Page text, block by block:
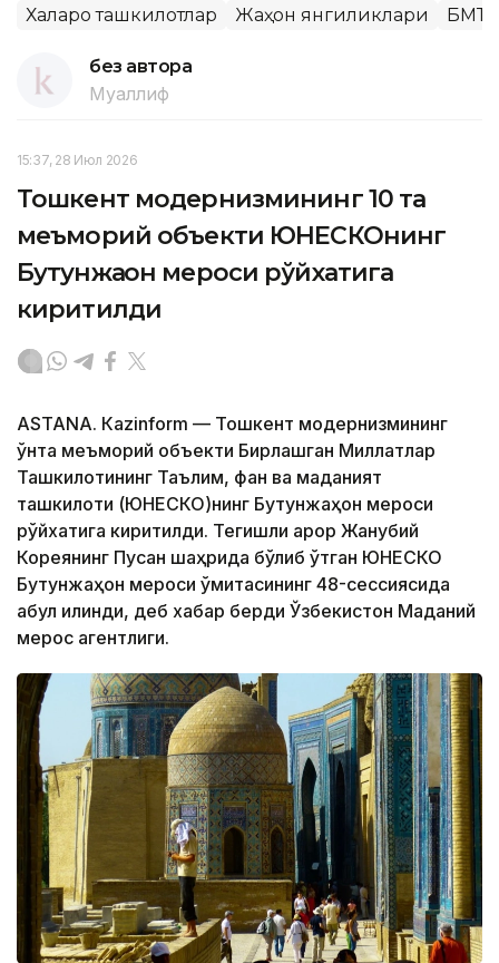
Халқаро ташкилотлар Жаҳон янгиликлари БМТ
без автора
Муаллиф
15:37, 28 Июл 2026
Тошкент модернизмининг 10 та
меъморий объекти ЮНEСКОнинг
Бутунжаҳон мероси рўйхатига
киритилди
ASTANА. Кazinform — Тошкент модернизмининг
ўнта меъморий объекти Бирлашган Миллатлар
Ташкилотининг Таълим, фан ва маданият
ташкилоти (ЮНEСКО)нинг Бутунжаҳон мероси
рўйхатига киритилди. Тегишли қарор Жанубий
Кореянинг Пусан ​​шаҳрида бўлиб ўтган ЮНEСКО
Бутунжаҳон мероси қўмитасининг 48-сессиясида
қабул қилинди, деб хабар берди Ўзбекистон Маданий
мерос агентлиги.